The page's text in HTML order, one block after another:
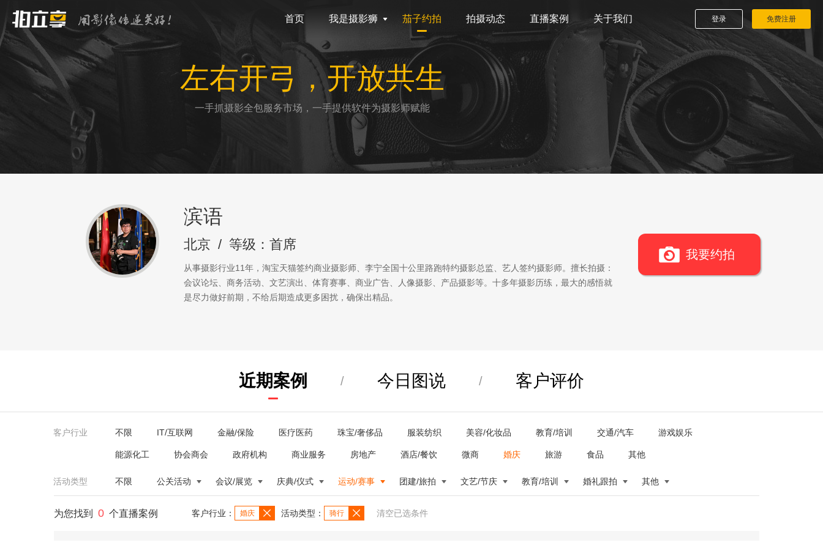
首页 我是摄影狮 茄子约拍 拍摄动态 直播案例 关于我们 登录 免费注册
左右开弓，开放共生
一手抓摄影全包服务市场，一手提供软件为摄影师赋能
滨语
北京 / 等级：首席
从事摄影行业11年，淘宝天猫签约商业摄影师、李宁全国十公里路跑特约摄影总监、艺人签约摄影师。擅长拍摄：
会议论坛、商务活动、文艺演出、体育赛事、商业广告、人像摄影、产品摄影等。十多年摄影历练，最大的感悟就
是尽力做好前期，不给后期造成更多困扰，确保出精品。
我要约拍
近期案例 / 今日图说 / 客户评价
客户行业 不限 IT/互联网 金融/保险 医疗医药 珠宝/奢侈品 服装纺织 美容/化妆品 教育/培训 交通/汽车 游戏娱乐
能源化工 协会商会 政府机构 商业服务 房地产 酒店/餐饮 微商 婚庆 旅游 食品 其他
活动类型 不限 公关活动 会议/展览 庆典/仪式 运动/赛事 团建/旅拍 文艺/节庆 教育/培训 婚礼跟拍 其他
为您找到 0 个直播案例 客户行业： 婚庆 活动类型： 骑行 清空已选条件